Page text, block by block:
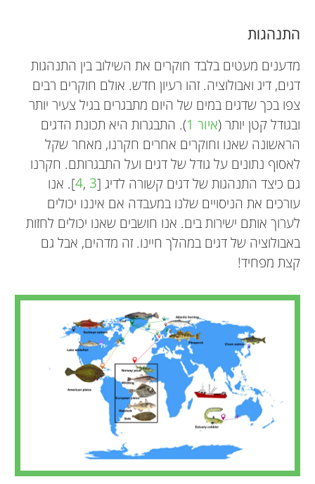
התנהגות
מדענים מעטים בלבד חוקרים את השילוב בין התנהגות
דגים, דיג ואבולוציה. זהו רעיון חדש. אולם חוקרים רבים
צפו בכך שדגים במים של היום מתבגרים בגיל צעיר יותר
ובגודל קטן יותר (איור 1 ). התבגרות היא תכונת הדגים
הראשונה שאנו וחוקרים אחרים חקרנו, מאחר שקל
לאסוף נתונים על גודל של דגים ועל התבגרותם. חקרנו
גם כיצד התנהגות של דגים קשורה לדיג [
4, 3
]. אנו
עורכים את הניסויים שלנו במעבדה אם איננו יכולים
לערוך אותם ישירות בים. אנו חושבים שאנו יכולים לחזות
באבולוציה של דגים במהלך חיינו. זה מדהים, אבל גם
קצת מפחיד!